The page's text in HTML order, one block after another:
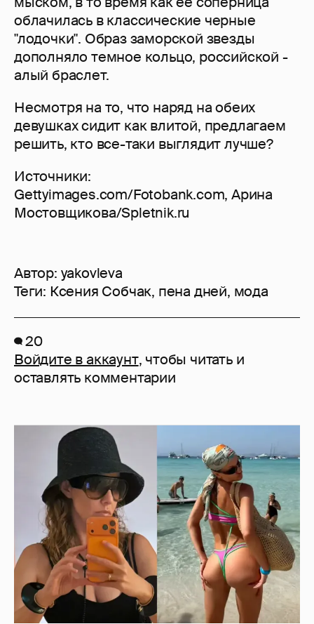
облачилась в классические черные
"лодочки". Образ заморской звезды
дополняло темное кольцо, российской -
алый браслет.
Несмотря на то, что наряд на обеих
девушках сидит как влитой, предлагаем
решить, кто все-таки выглядит лучше?
Источники:
Gettyimages.com/Fotobank.com, Арина
Мостовщикова/Spletnik.ru
Автор: yakovleva
Теги: Ксения Собчак, пена дней, мода
20
Войдите в аккаунт, чтобы читать и
оставлять комментарии